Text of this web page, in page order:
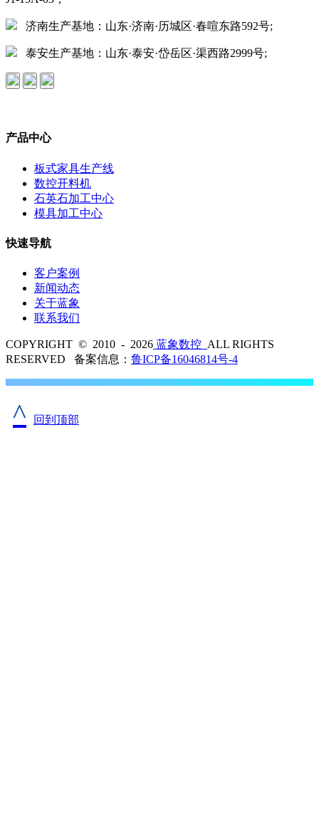
济南生产基地：山东·济南·历城区·春喧东路592号;
泰安生产基地：山东·泰安·岱岳区·渠西路2999号;
产品中心
板式家具生产线
数控开料机
石英石加工中心
模具加工中心
快速导航
客户案例
新闻动态
关于蓝象
联系我们
COPYRIGHT © 2010 - 2026 蓝象数控 ALL RIGHTS
RESERVED 备案信息： 鲁ICP备16046814号-4
^ 回到顶部